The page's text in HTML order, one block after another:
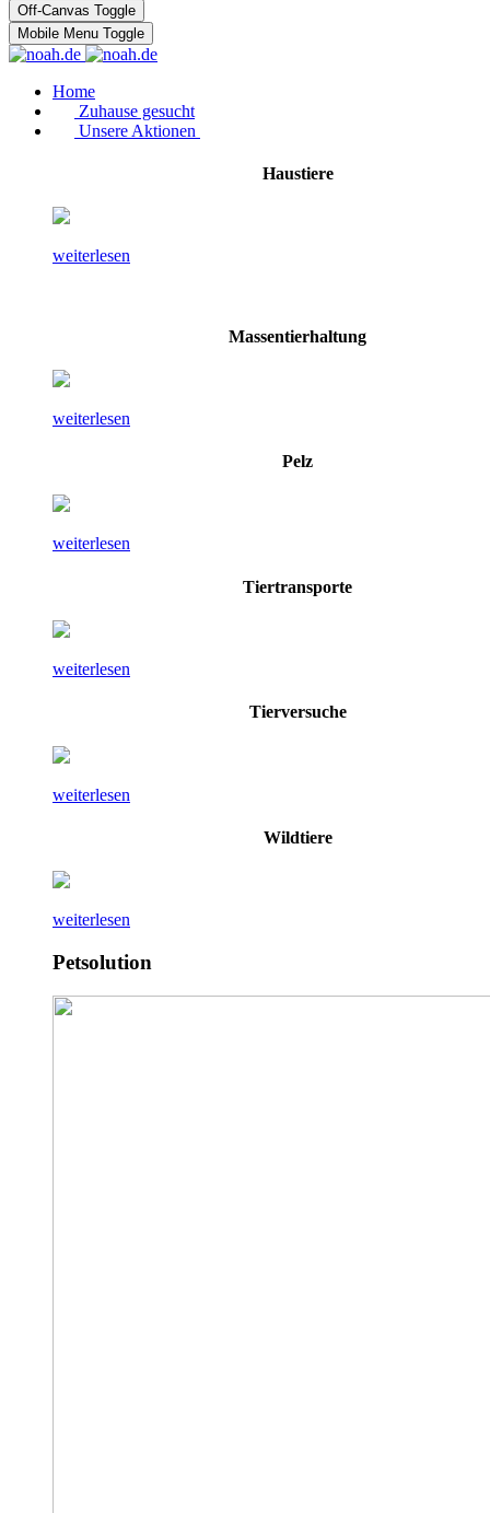
Off-Canvas Toggle
Mobile Menu Toggle
Home
Zuhause gesucht
Unsere Aktionen
Haustiere
weiterlesen
Massentierhaltung
weiterlesen
Pelz
weiterlesen
Tiertransporte
weiterlesen
Tierversuche
weiterlesen
Wildtiere
weiterlesen
Petsolution